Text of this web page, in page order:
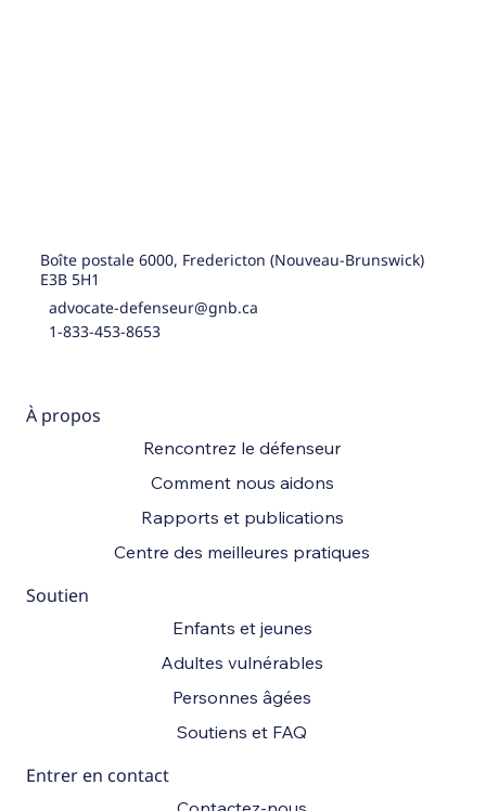
Boîte postale 6000, Fredericton (Nouveau-Brunswick)
E3B 5H1
advocate-defenseur@gnb.ca
1-833-453-8653
À propos
Rencontrez le défenseur
Comment nous aidons
Rapports et publications
Centre des meilleures pratiques
Soutien
Enfants et jeunes
Adultes vulnérables
Personnes âgées
Soutiens et FAQ
Entrer en contact